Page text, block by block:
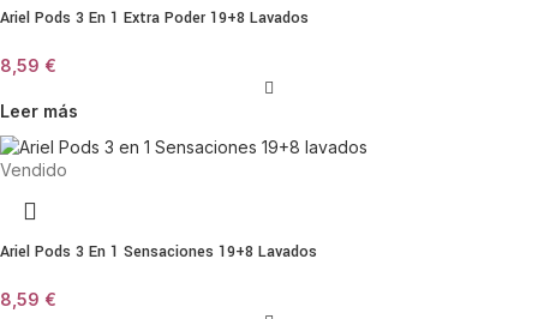
Ariel Pods 3 En 1 Extra Poder 19+8 Lavados
8,59 €
Leer más
Vendido
Ariel Pods 3 En 1 Sensaciones 19+8 Lavados
8,59 €